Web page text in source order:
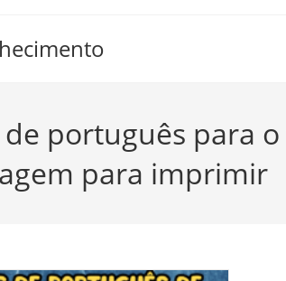
português para
para imprimir